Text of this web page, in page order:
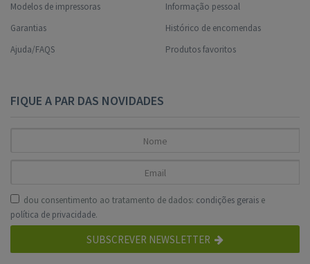
Modelos de impressoras
Garantias
Ajuda/FAQS
Informação pessoal
Histórico de encomendas
Produtos favoritos
FIQUE A PAR DAS NOVIDADES
dou consentimento ao tratamento de dados: condições gerais e
política de privacidade.
SUBSCREVER NEWSLETTER